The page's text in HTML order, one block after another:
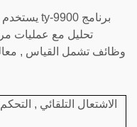
تحليل مع عمليات
وظائف تشمل القياس ,